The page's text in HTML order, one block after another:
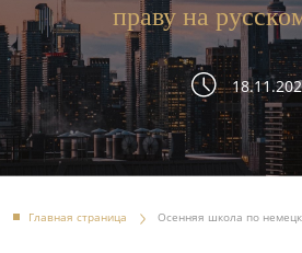
праву на
Главная страница Осенняя школа по